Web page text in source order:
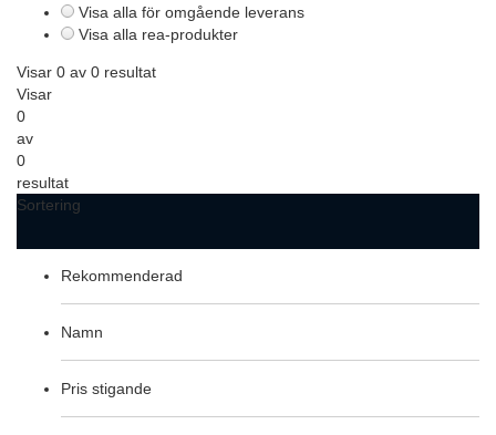
Visa alla för omgående leverans
Visa alla rea-produkter
Visar 0 av 0 resultat
Visar
0
av
0
resultat
Sortering
Rekommenderad
Namn
Pris stigande